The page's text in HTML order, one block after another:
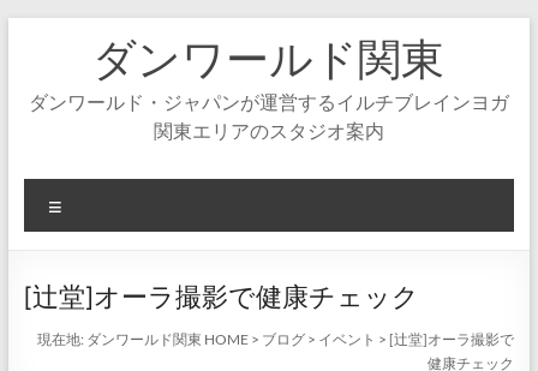
ダンワールド関東
ダンワールド・ジャパンが運営するイルチブレインヨガ
関東エリアのスタジオ案内
ニ
ー
[辻堂]オーラ撮影で健康チェック
現在地: ダンワールド関東 HOME > ブログ > イベント > [辻堂]オーラ撮影で
健康チェック